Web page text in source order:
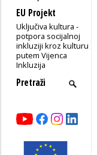
EU Projekt
Uključiva kultura -
potpora socijalnoj
inkluziji kroz kulturu
putem Vijenca
Inkluzija